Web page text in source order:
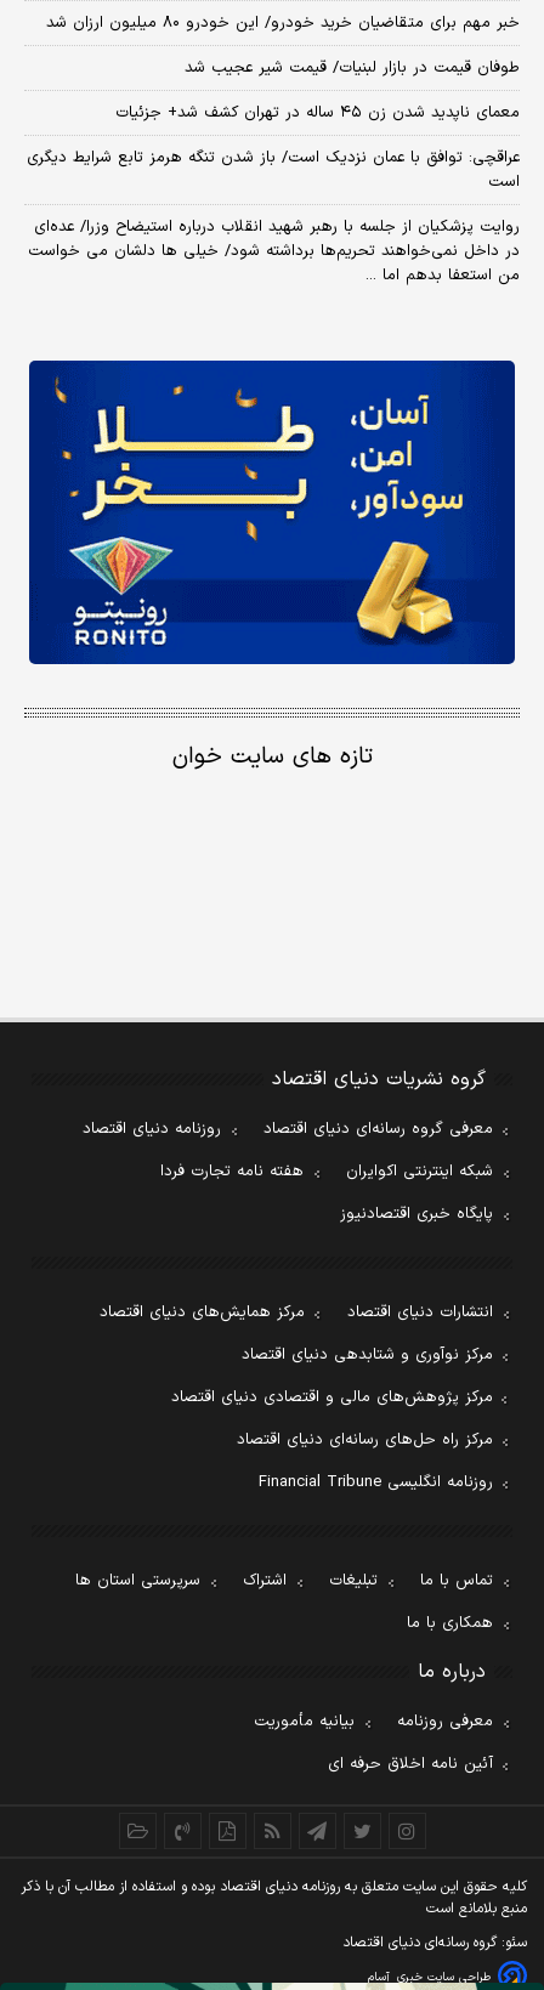
خبر مهم برای متقاضیان خرید خودرو/ این خودرو ۸۰ میلیون ارزان شد
طوفان قیمت در بازار لبنیات/ قیمت شیر عجیب شد
معمای ناپدید شدن زن ۴۵ ساله در تهران کشف شد+ جزئیات
عراقچی: توافق با عمان نزدیک است/ باز شدن تنگه هرمز تابع شرایط دیگری
است
روایت پزشکیان از جلسه با رهبر شهید انقلاب درباره استیضاح وزرا/ عده‌ای
در داخل نمی‌خواهند تحریم‌ها برداشته شود/ خیلی ها دلشان می خواست
من استعفا بدهم اما ...
تازه های سایت خوان
گروه نشریات دنیای اقتصاد
معرفی گروه رسانه‌ای دنیای اقتصاد
روزنامه دنیای اقتصاد
شبکه اینترنتی اکوایران
هفته نامه تجارت فردا
پایگاه خبری اقتصادنیوز
انتشارات دنیای اقتصاد
مرکز همایش‌های دنیای اقتصاد
مرکز نوآوری و شتابدهی دنیای اقتصاد
مرکز پژوهش‌های مالی و اقتصادی دنیای اقتصاد
مرکز راه حل‌های رسانه‌ای دنیای اقتصاد
روزنامه انگلیسی Financial Tribune
تماس با ما تبلیغات اشتراک
سرپرستی استان ها
همکاری با ما
درباره ما
معرفی روزنامه
بیانیه مأموریت
آئین نامه اخلاق حرفه ای
کليه حقوق اين سايت متعلق به روزنامه دنيای اقتصاد بوده و استفاده از مطالب آن با ذکر
منبع بلامانع است
سئو: گروه رسانه‌ای دنیای اقتصاد
طراحی سایت خبری آسام